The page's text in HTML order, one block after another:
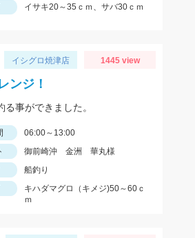
イサキ20～35ｃｍ、サバ30ｃｍ
イシグロ焼津店 1445 view
ンジ！
事ができました。
06:00～13:00
御前崎沖 金洲 華丸様
船釣り
キハダマグロ（キメジ)50～60ｃ
ｍ